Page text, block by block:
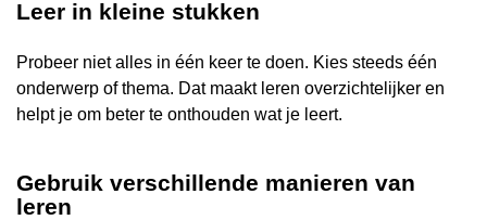
Leer in kleine stukken
Probeer niet alles in één keer te doen. Kies steeds één
onderwerp of thema. Dat maakt leren overzichtelijker en
helpt je om beter te onthouden wat je leert.
Gebruik verschillende manieren van
leren